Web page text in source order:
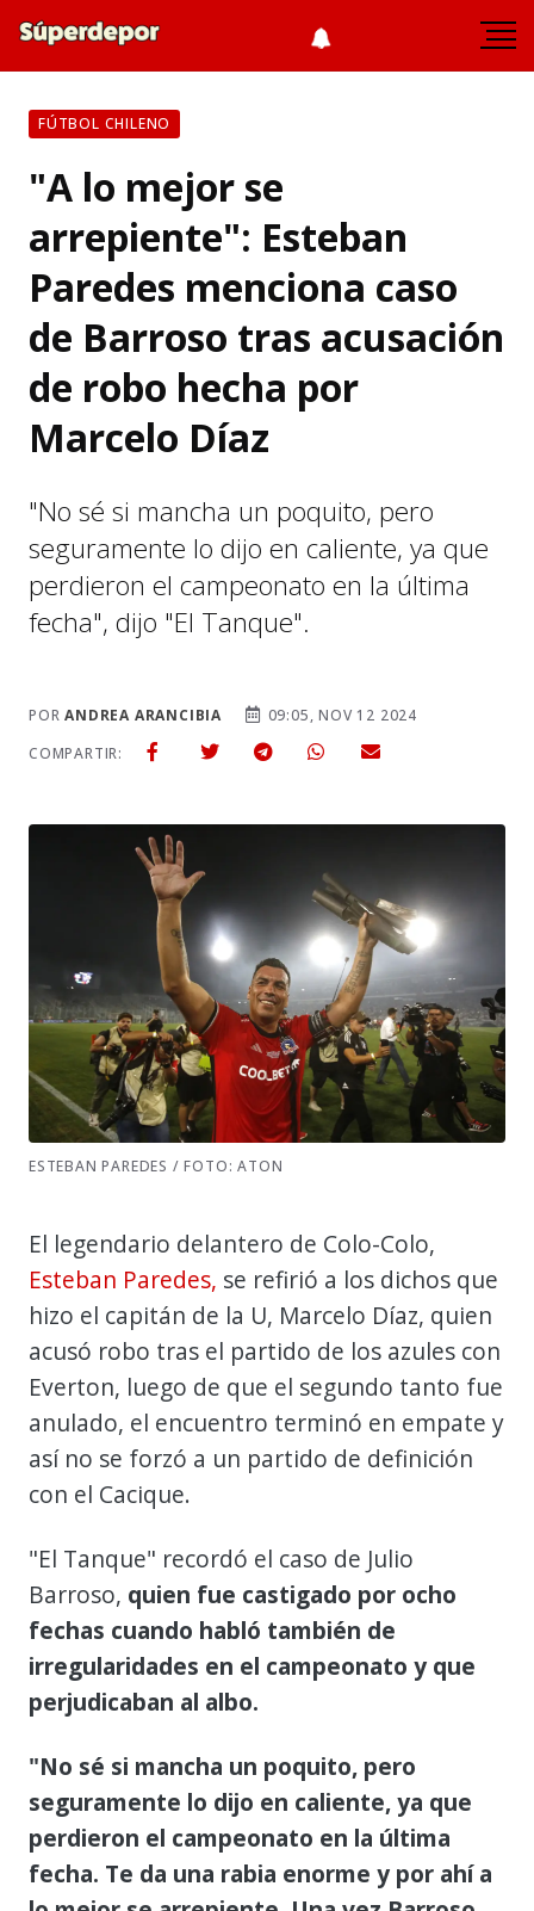
FÚTBOL CHILENO
"A lo mejor se
arrepiente": Esteban
Paredes menciona caso
de Barroso tras acusación
de robo hecha por
Marcelo Díaz
"No sé si mancha un poquito, pero
seguramente lo dijo en caliente, ya que
perdieron el campeonato en la última
fecha", dijo "El Tanque".
PORANDREA ARANCIBIA
09:05, NOV 12 2024
COMPARTIR:
ESTEBAN PAREDES / FOTO: ATON
El legendario delantero de Colo-Colo,
Esteban Paredes, se refirió a los dichos que
hizo el capitán de la U, Marcelo Díaz, quien
acusó robo tras el partido de los azules con
Everton, luego de que el segundo tanto fue
anulado, el encuentro terminó en empate y
así no se forzó a un partido de definición
con el Cacique.
"El Tanque" recordó el caso de Julio
Barroso, quien fue castigado por ocho
fechas cuando habló también de
irregularidades en el campeonato y que
perjudicaban al albo.
"No sé si mancha un poquito, pero
seguramente lo dijo en caliente, ya que
perdieron el campeonato en la última
fecha. Te da una rabia enorme y por ahí a